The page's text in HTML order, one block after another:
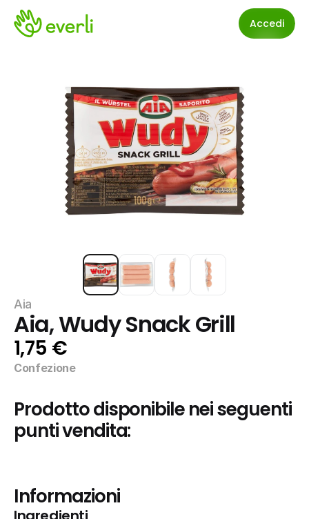
Accedi
Aia
Aia, Wudy Snack Grill
1,75 €
Confezione
Prodotto disponibile nei seguenti
punti vendita:
Informazioni